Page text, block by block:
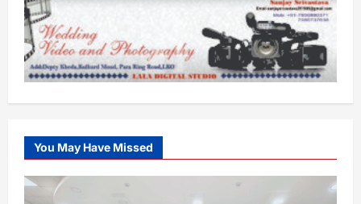
You May Have Missed